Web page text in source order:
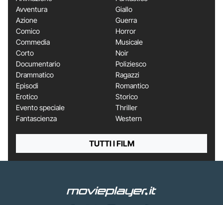
Avventura
Azione
Comico
Commedia
Corto
Documentario
Drammatico
Episodi
Erotico
Evento speciale
Fantascienza
Giallo
Guerra
Horror
Musicale
Noir
Poliziesco
Ragazzi
Romantico
Storico
Thriller
Western
TUTTI I FILM